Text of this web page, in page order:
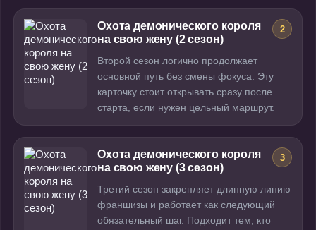
Охота демонического короля
на свою жену (2 сезон)
2
Второй сезон логично продолжает
основной путь без смены фокуса. Эту
карточку стоит открывать сразу после
старта, если нужен цельный маршрут.
Охота демонического короля
на свою жену (3 сезон)
3
Третий сезон закрепляет длинную линию
франшизы и работает как следующий
обязательный шаг. Подходит тем, кто